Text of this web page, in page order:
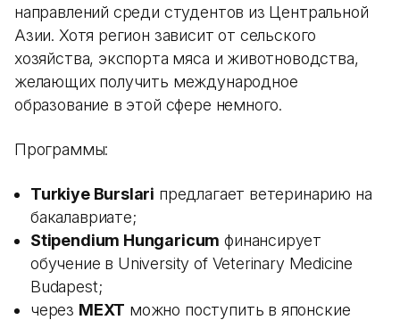
направлений среди студентов из Центральной
Азии. Хотя регион зависит от сельского
хозяйства, экспорта мяса и животноводства,
желающих получить международное
образование в этой сфере немного.
Программы:
Turkiye Burslari предлагает ветеринарию на
бакалавриате;
Stipendium Hungaricum финансирует
обучение в University of Veterinary Medicine
Budapest;
через MEXT можно поступить в японские